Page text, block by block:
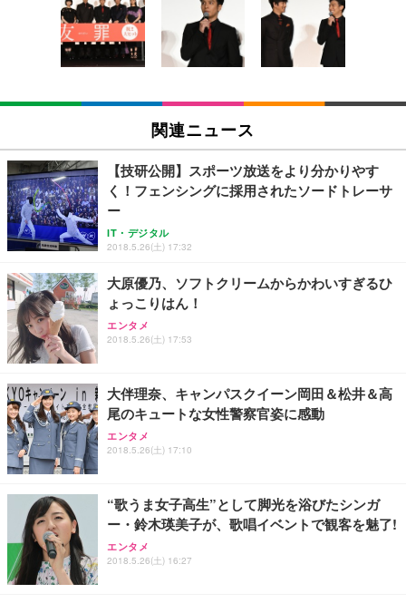
い 跳ね上げ式アームレスト コンパクト 約105度ロッ
キング pc 事務椅子 360度回転 座面昇降 強化ナイロ
ン樹脂ベース 通気性メッシュ 在宅ワーク H-WY01
(黒網+黒枠+黒足)
￥5,699
SIHOO B100 オフィスチェア／デスクチェア メッシ
ュチェア 人間工学 疲れない ブラック
￥27,999
Sezlife オフィスチェア デスクチェア 疲れない テレ
能 人間工学 椅子 腰サポート 90度跳ね上げ式アーム
レスト 3Dヘッドレスト ハンガー付き 高反発クッシ
務用 おしゃれ パソコンチェア (ブラック)
Sezlife オフィスチェア デスクチェア 疲れない テレ
ワーク チェア 強化バックレスト 30度ロッキング機
能 人間工学 椅子 腰サポート 90度跳ね上げ式アーム
務用 おしゃれ パソコンチェア (ホワイト)
ANDWINT オフィスチェア デスクチェア 肘なし メ
ッシュ 通気性 ランバーサポート付き 腰サポート ガ
ス圧無段階昇降 360度回転 キャスター付き コンパク
EV3240X-WT | 31.5型4K UHD・USB Type-C・ホワ
イト
￥105,595
EIZO ビジネス向けプレミアムモニター | FlexScan
￥109,572
【純正品】27"ゲーミングモニター DualSense 充電
フック付き（CFI-ZDM1J）
￥49,979
【整備済み品】Dell E2724HS 27インチ 液晶モニタ
ー フルHD（1920×1080）VA 非光沢 HDMI/DisplayP
ort/VGA スピーカー内蔵 高さ調整 スイベル VESA対
【MiniLED/24.5inch/280Hz/FHD】GRAPHT THE S
HOOTER Gaming Monitor 24” Essential ゲーミン
グモニター QD 24.5インチ 1ms FHD 量子ドット 残
回使い捨て 無香料 ホワイト 300枚
￥3,373
Amazonベーシック ペットシーツ 厚型 ワイド 42枚
x2袋(84枚) ホワイト(吸収面:ライトブルー)
￥3,234
ネオ・ルーライフ ネオ・オムツ L 中型犬用 26枚入
り 単品
￥1,800
Smart Basic(スマートベーシック) 【Amazon.co.jp
限定】 Smart Basic アイリスオーヤマ ペットシーツ
超厚型 お徳用 ワイド 100枚入 (x 1) (ケース販売)
アイリスオーヤマ ペットシーツ 超厚型 お徳用 レギ
ュラー 200枚入【Amazon.co.jp限定】
関連ニュース
【技研公開】スポーツ放送をより分かりやす
く！フェンシングに採用されたソードトレーサ
ー
IT・デジタル
2018.5.26(土) 17:32
大原優乃、ソフトクリームからかわいすぎるひ
ょっこりはん！
エンタメ
2018.5.26(土) 17:53
大伴理奈、キャンパスクイーン岡田＆松井＆高
尾のキュートな女性警察官姿に感動
エンタメ
2018.5.26(土) 17:10
“歌うま女子高生”として脚光を浴びたシンガ
ー・鈴木瑛美子が、歌唱イベントで観客を魅了!
エンタメ
2018.5.26(土) 16:27